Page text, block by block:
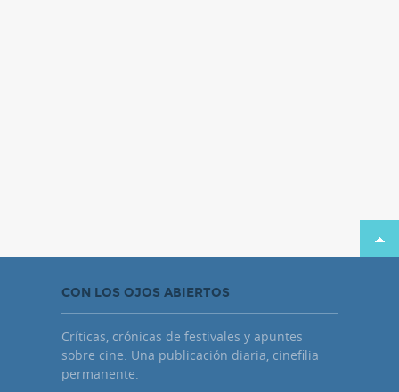
CON LOS OJOS ABIERTOS
Críticas, crónicas de festivales y apuntes
sobre cine. Una publicación diaria, cinefilia
permanente.